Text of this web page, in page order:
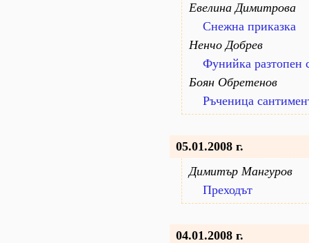
Евелина Димитрова
Снежна приказка
Ненчо Добрев
Фунийка разтопен
Боян Обретенов
Ръченица
05.01.2008 г.
Димитър Мангуров
Преходът
04.01.2008 г.